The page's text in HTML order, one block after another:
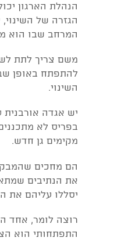
הנהלת הארגון
הגזרה של
המרחב שבו הוא
משם צריך לתת
להתפתח באופן
השינוי.
יש אגדה
בפריס לא
מקימים גן חדש.
הם מחכים
את הנתיבים
יסללו עליהם את
רוצה לומר, אחד
התפתחותי הוא